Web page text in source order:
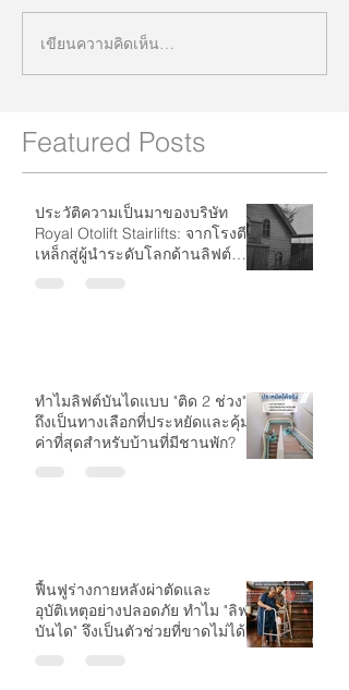
เขียนความคิดเห็น…
Featured Posts
ประวัติความเป็นมาของบริษัท
Royal Otolift Stairlifts: จากโรงตี
เหล็กสู่ผู้นำระดับโลกด้านลิฟต์
ทำไมลิฟต์บันไดแบบ "ติด 2 ช่วง"
ถึงเป็นทางเลือกที่ประหยัดและคุ้ม
ค่าที่สุดสำหรับบ้านที่มีชานพัก?
ฟื้นฟูร่างกายหลังผ่าตัดและ
อุบัติเหตุอย่างปลอดภัย ทำไม "ลิฟต์
บันได" จึงเป็นตัวช่วยที่ขาดไม่ได้?